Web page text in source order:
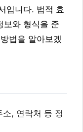
입니다. 법적 효
보와 형식을 준
법을 알아보겠
소, 연락처 등 정